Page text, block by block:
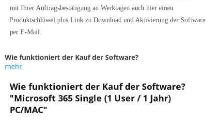
mit Ihrer Auftragsbestätigung an Werktagen auch hier einen
Produktschlüssel plus Link zu Download und Aktivierung der Software
per E-Mail.
Wie funktioniert der Kauf der Software?
mehr
Wie funktioniert der Kauf der Software?
"Microsoft 365 Single (1 User / 1 Jahr)
PC/MAC"